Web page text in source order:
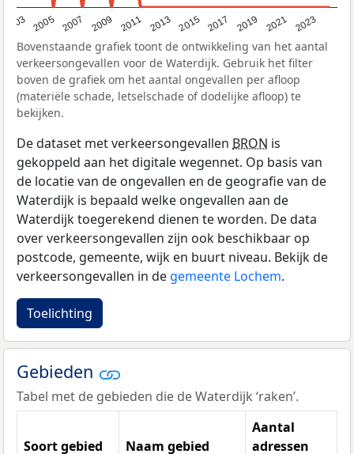
2003 2005 2007 2009 2011 2013 2015 2017 2019 2021 2023
Bovenstaande grafiek toont de ontwikkeling van het aantal
verkeersongevallen voor de Waterdijk. Gebruik het filter
boven de grafiek om het aantal ongevallen per afloop
(materiële schade, letselschade of dodelijke afloop) te
bekijken.
De dataset met verkeersongevallen BRON is
gekoppeld aan het digitale wegennet. Op basis van
de locatie van de ongevallen en de geografie van de
Waterdijk is bepaald welke ongevallen aan de
Waterdijk toegerekend dienen te worden. De data
over verkeersongevallen zijn ook beschikbaar op
postcode, gemeente, wijk en buurt niveau. Bekijk de
verkeersongevallen in de gemeente Lochem.
Toelichting
Gebieden
Tabel met de gebieden die de Waterdijk ‘raken’.
Soort gebied Naam gebied
Aantal
adressen